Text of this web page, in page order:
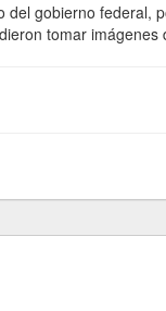
gobierno federal,
tomar imágenes